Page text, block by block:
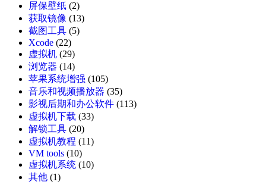
屏保壁纸 (2)
获取镜像 (13)
截图工具 (5)
Xcode (22)
虚拟机 (29)
浏览器 (14)
苹果系统增强 (105)
音乐和视频播放器 (35)
影视后期和办公软件 (113)
虚拟机下载 (33)
解锁工具 (20)
虚拟机教程 (11)
VM tools (10)
虚拟机系统 (10)
其他 (1)